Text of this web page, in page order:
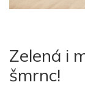
Zelená i
šmrnc!